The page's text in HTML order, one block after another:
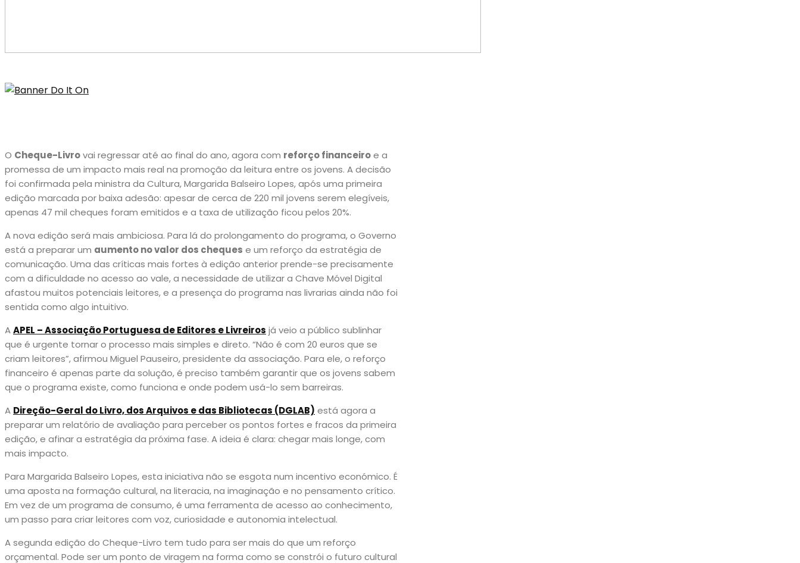
O Cheque-Livrovai regressar até ao final do ano, agora com reforço financeiroe a
promessa de um impacto mais real na promoção da leitura entre os jovens. A decisão
foi confirmada pela ministra da Cultura, Margarida Balseiro Lopes, após uma primeira
edição marcada por baixa adesão: apesar de cerca de 220 mil jovens serem elegíveis,
apenas 47 mil cheques foram emitidos e a taxa de utilização ficou pelos 20%.
A nova edição será mais ambiciosa. Para lá do prolongamento do programa, o Governo
está a preparar um aumento no valor dos cheques e um reforço da estratégia de
comunicação. Uma das críticas mais fortes à edição anterior prende-se precisamente
com a dificuldade no acesso ao vale, a necessidade de utilizar a Chave Móvel Digital
afastou muitos potenciais leitores, e a presença do programa nas livrarias ainda não foi
sentida como algo intuitivo.
AAPEL – Associação Portuguesa de Editores e Livreiros já veio a público sublinhar
que é urgente tornar o processo mais simples e direto. “Não é com 20 euros que se
criam leitores”, afirmou Miguel Pauseiro, presidente da associação. Para ele, o reforço
financeiro é apenas parte da solução, é preciso também garantir que os jovens sabem
que o programa existe, como funciona e onde podem usá-lo sem barreiras.
A Direção-Geral do Livro, dos Arquivos e das Bibliotecas (DGLAB) está agora a
preparar um relatório de avaliação para perceber os pontos fortes e fracos da primeira
edição, e afinar a estratégia da próxima fase. A ideia é clara: chegar mais longe, com
mais impacto.
Para Margarida Balseiro Lopes, esta iniciativa não se esgota num incentivo económico. É
uma aposta na formação cultural, na literacia, na imaginação e no pensamento crítico.
Em vez de um programa de consumo, é uma ferramenta de acesso ao conhecimento,
um passo para criar leitores com voz, curiosidade e autonomia intelectual.
A segunda edição do Cheque-Livro tem tudo para ser mais do que um reforço
orçamental. Pode ser um ponto de viragem na forma como se constrói o futuro cultural